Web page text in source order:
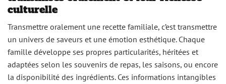
culturelle
Transmettre oralement une recette familiale, c’est transmettre
un univers de saveurs et une émotion esthétique. Chaque
famille développe ses propres particularités, héritées et
adaptées selon les souvenirs de repas, les saisons, ou encore
la disponibilité des ingrédients. Ces informations intangibles